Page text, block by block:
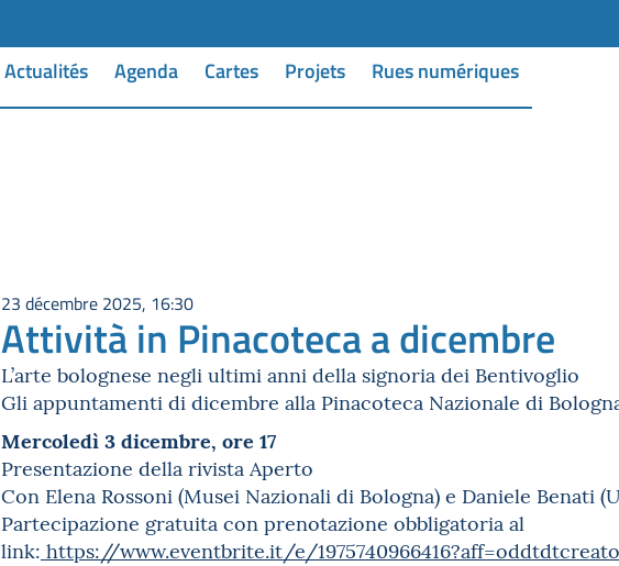
Actualités
Agenda Cartes Projets Rues numériques
23 décembre 2025, 16:30
Attività in Pinacoteca a dicembre
L’arte bolognese negli ultimi anni della signoria dei Bentivoglio
Gli appuntamenti di dicembre alla Pinacoteca Nazionale di
Mercoledì 3 dicembre, ore 17
Presentazione della rivista Aperto
Con Elena Rossoni (Musei Nazionali di Bologna) e Daniele Benati
Partecipazione gratuita con prenotazione obbligatoria al
link: https://www.eventbrite.it/e/